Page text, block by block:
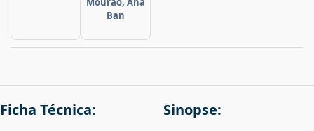
Ban
Ficha Técnica: Sinopse: